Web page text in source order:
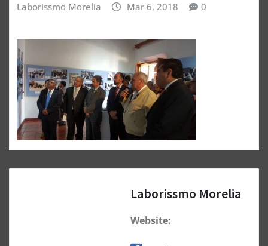
Laborissmo Morelia Mar 6, 2018 0
Laborissmo Morelia
Website: